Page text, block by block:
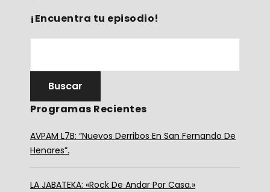
¡Encuentra tu episodio!
Programas Recientes
AVPAM L7B: “Nuevos Derribos En San Fernando De
Henares”.
LA JABATEKA: «Rock De Andar Por Casa.»